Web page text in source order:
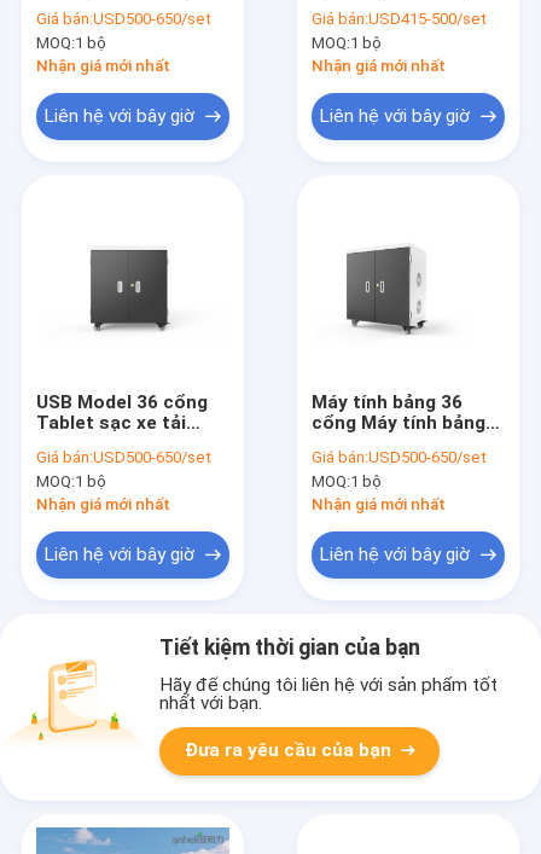
Giá bán:USD500-650/set
MOQ:1 bộ
Nhận giá mới nhất
Liên hệ với bây giờ
Giá bán:USD415-500/set
MOQ:1 bộ
Nhận giá mới nhất
Liên hệ với bây giờ
USB Model 36 cổng
Tablet sạc xe tải
Giá bán:USD500-650/set
MOQ:1 bộ
Nhận giá mới nhất
Liên hệ với bây giờ
Máy tính bảng 36
cổng Máy tính bảng
USB
Giá bán:USD500-650/set
MOQ:1 bộ
Nhận giá mới nhất
Liên hệ với bây giờ
Tiết kiệm thời gian của bạn
Hãy để chúng tôi liên hệ với sản phẩm tốt
nhất với bạn.
Đưa ra yêu cầu của bạn